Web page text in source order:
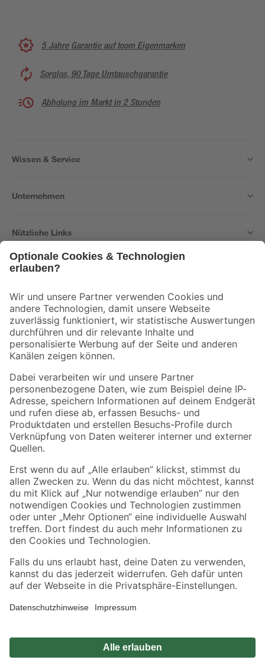
5 Jahre Garantie auf toom Eigenmarken
Sorglos, 90 Tage Umtauschgarantie
Abholung im Markt in 2 Stunden
Wissen & Service
Unternehmen
Nützliche Links
Der toom Newsletter: Keine Angebote und Aktionen mehr verpassen!
Zur Newsletter Anmeldung
Folge uns
Zahlungsarten Versandarten
Sicher einkaufen
Jetzt die toom-App herunterladen
Alle Preisangaben in EUR inkl. gesetzl. MwSt.. Die dargestellten Angebote sind unter
Umständen nicht in allen Märkten verfügbar. Die angegebenen Verfügbarkeiten beziehen
Produkte nur solange der Vorrat reicht.
*Paketversand ab 59 € versandkostenfrei, gilt nicht für Artikel mit Speditionsversand, hier
Privatsphäre Impressum